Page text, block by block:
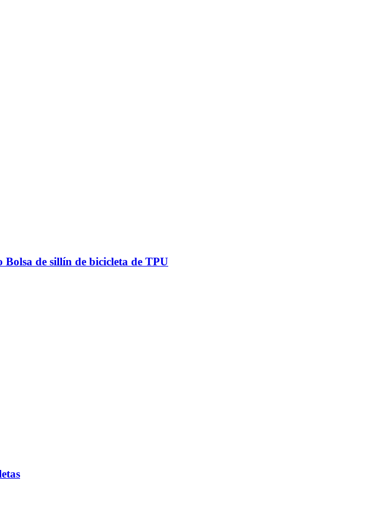
Bolsa de sillín de bicicleta de TPU